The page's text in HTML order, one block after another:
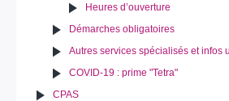
Heures d’ouverture
Démarches obligatoires
Autres services spécialisés et infos
COVID-19 : prime "Tetra"
CPAS